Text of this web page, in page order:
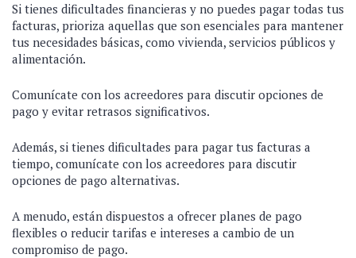
Si tienes dificultades financieras y no puedes pagar todas tus
facturas, prioriza aquellas que son esenciales para mantener
tus necesidades básicas, como vivienda, servicios públicos y
alimentación.
Comunícate con los acreedores para discutir opciones de
pago y evitar retrasos significativos.
Además, si tienes dificultades para pagar tus facturas a
tiempo, comunícate con los acreedores para discutir
opciones de pago alternativas.
A menudo, están dispuestos a ofrecer planes de pago
flexibles o reducir tarifas e intereses a cambio de un
compromiso de pago.